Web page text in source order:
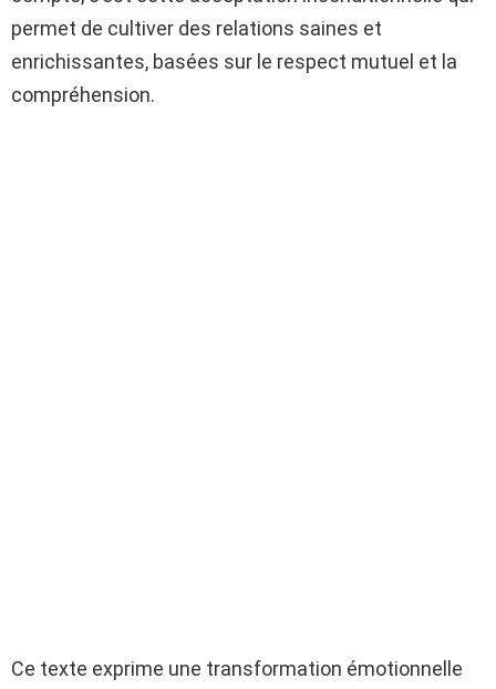
permet de cultiver des relations saines et
enrichissantes, basées sur le respect mutuel et la
compréhension.
Ce texte exprime une transformation émotionnelle